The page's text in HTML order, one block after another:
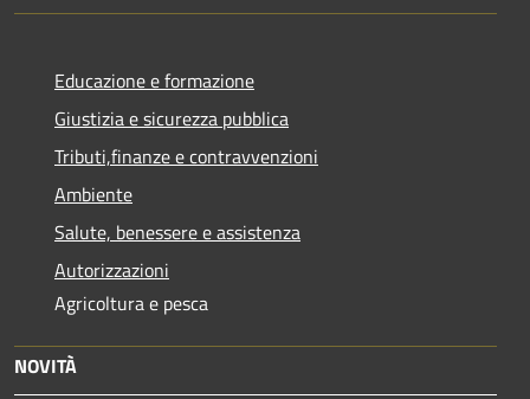
Educazione e formazione
Giustizia e sicurezza pubblica
Tributi,finanze e contravvenzioni
Ambiente
Salute, benessere e assistenza
Autorizzazioni
Agricoltura e pesca
NOVITÀ